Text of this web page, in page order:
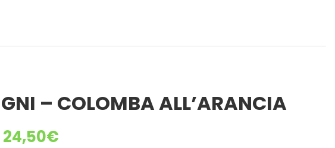
– COLOMBA ALL’ARANCIA
24,50€